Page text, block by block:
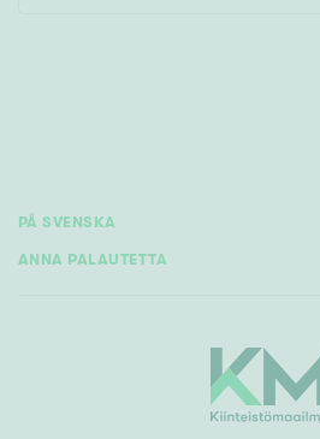
PÅ SVENSKA
ANNA PALAUTETTA